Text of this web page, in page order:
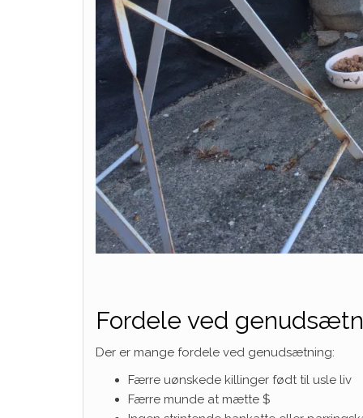
Fordele ved
Der er mange fordele ved genudsætning:
Færre uønskede killinger født til usle liv
Færre munde at mætte $